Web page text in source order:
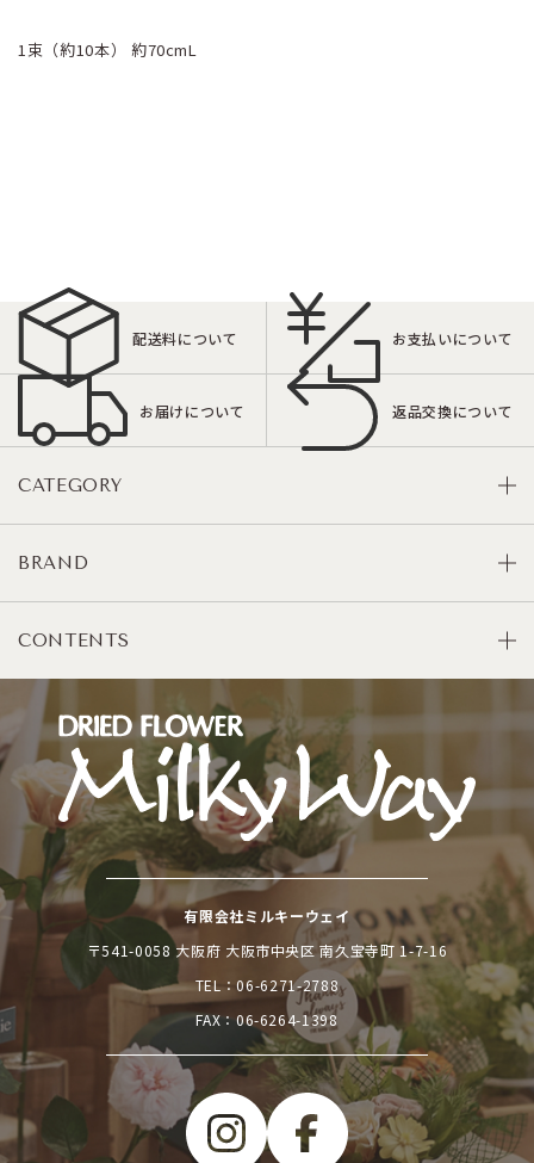
1束（約10本） 約70cmL
配送料について お支払いについて
お届けについて 返品交換について
CATEGORY
BRAND
CONTENTS
有限会社ミルキーウェイ
〒541-0058 大阪府 大阪市中央区 南久宝寺町 1-7-16
TEL：06-6271-2788
FAX：06-6264-1398